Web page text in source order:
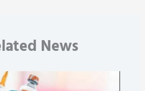
News